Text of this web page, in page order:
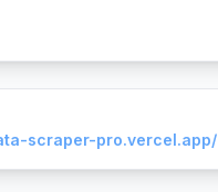
scraper-pro.vercel.app/